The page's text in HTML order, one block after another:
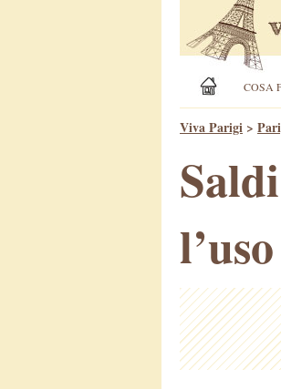
COSA
Viva Parigi >
l’uso